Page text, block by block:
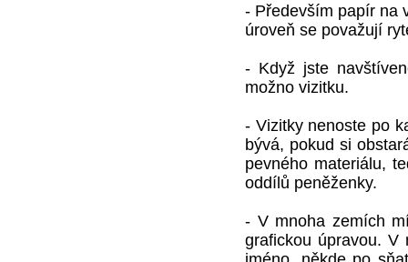
- Především papír na
úroveň se považují
- Když jste
možno vizitku.
- Vizitky nenoste po
bývá, pokud si
pevného materiálu,
oddílů peněženky.
- V mnoha zemích
grafickou úpravou.